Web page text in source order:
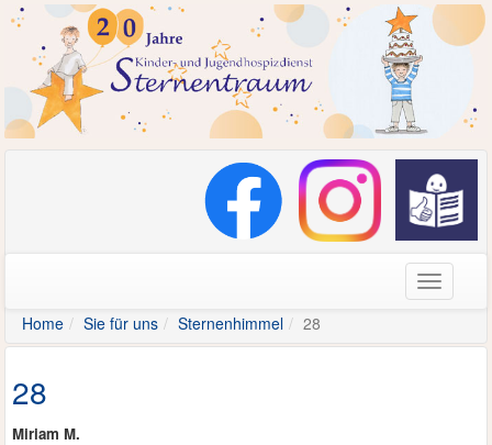
Home
Sie für uns Sternenhimmel 28
28
Miriam M.